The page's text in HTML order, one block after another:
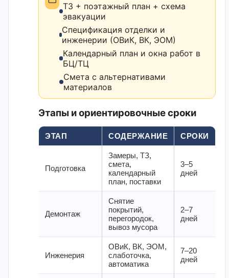
ТЗ + поэтажный план + схема
эвакуации
Спецификация отделки и
инженерии (ОВиК, ВК, ЭОМ)
Календарный план и окна работ в
БЦ/ТЦ
Смета с альтернативами
материалов
Этапы и ориентировочные сроки
ЭТАП СОДЕРЖАНИЕ СРОКИ
Подготовка
Замеры, ТЗ,
смета,
календарный
план, поставки
3–5
дней
Демонтаж
Снятие
покрытий,
перегородок,
вывоз мусора
2–7
дней
Инженерия
ОВиК, ВК, ЭОМ,
слаботочка,
автоматика
7–20
дней